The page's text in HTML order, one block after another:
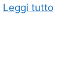
Leggi tutto